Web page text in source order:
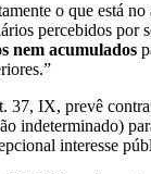
o que está no
percebidos por
nem acumulados
37, IX, prevê
indeterminado)
interesse